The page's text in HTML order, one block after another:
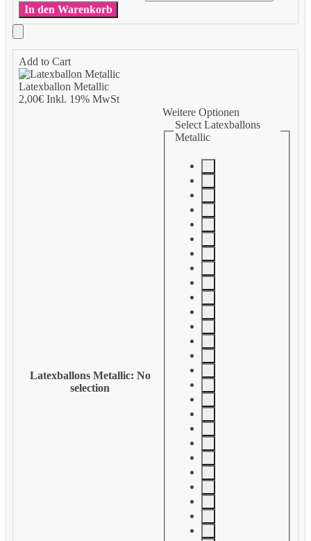
In den Warenkorb
Add to Cart
Latexballon Metallic
2,00€Inkl. 19% MwSt
Latexballons Metallic: No
selection
Weitere Optionen
Select Latexballons
Metallic